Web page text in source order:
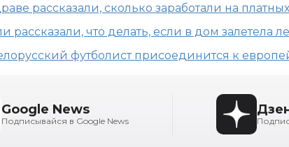
рассказали, сколько заработали на
рассказали, что делать, если в дом залетела
футболист присоединится к
Google News
Подписывайся в Google News